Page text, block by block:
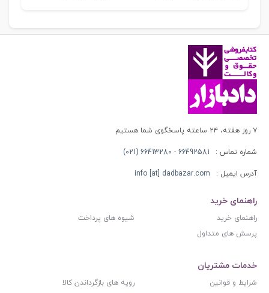
۷ روز هفته، ۲۴ ساعته پاسخگوی شما هستیم
شماره تماس : 66492581 - 66413280 (021)
آدرس ایمیل : info [at] dadbazar.com
راهنمای خرید
راهنمای خرید
شیوه های پرداخت
پرسش های متداول
خدمات مشتریان
شرایط و قوانین
رویه های بازگرداندن کالا